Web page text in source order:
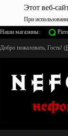
Этот веб-
При
Наши магазины:
Добро пожаловать, Гость! (